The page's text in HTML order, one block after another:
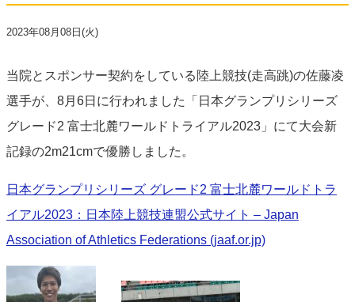
2023年08月08日(火)
当院とスポンサー契約をしている陸上競技(走高跳)の佐藤凌
選手が、8月6日に行われました「日本グランプリシリーズ
グレード2 富士北麓ワールドトライアル2023」にて大会新
記録の2m21cmで優勝しました。
日本グランプリシリーズ グレード2 富士北麓ワールドトラ
イアル2023：日本陸上競技連盟公式サイト – Japan
Association of Athletics Federations (jaaf.or.jp)